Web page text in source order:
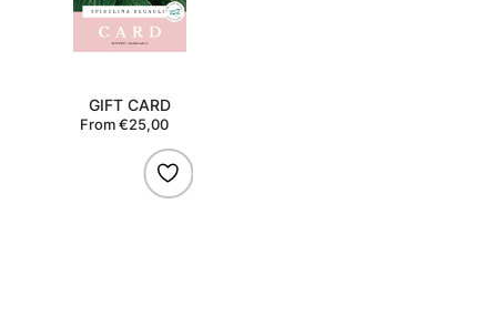
GIFT CARD
Regular
price
From €25,00